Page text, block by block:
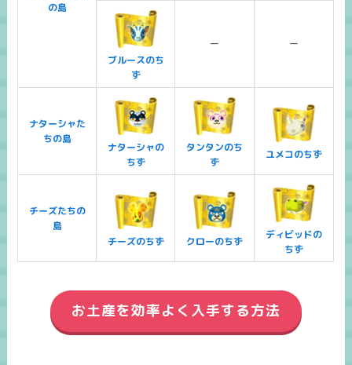
の島
ブルースのち
ず
ー ー
ナターシャた
ちの島
ナターシャの
ちず
タンタンのち
ず
ユメコのちず
チーズたちの
島
チーズのちず
クローのちず
ディビッドの
ちず
お土産を効率よく入手する方法